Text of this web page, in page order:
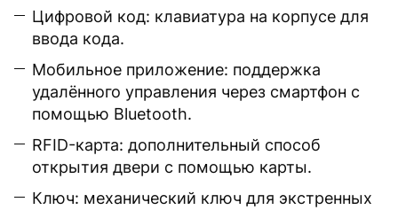
Цифровой код: клавиатура на корпусе для
ввода кода.
Мобильное приложение: поддержка
удалённого управления через смартфон с
помощью Bluetooth.
RFID-карта: дополнительный способ
открытия двери с помощью карты.
Ключ: механический ключ для экстренных